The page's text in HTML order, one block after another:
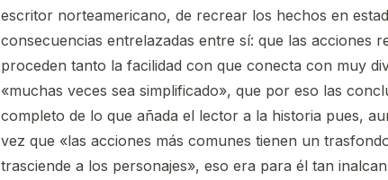
escritor norteamericano, de recrear los hechos en
consecuencias entrelazadas entre sí: que las acciones
proceden tanto la facilidad con que conecta con muy
«muchas veces sea simplificado», que por eso las
completo de lo que añada el lector a la historia pues,
vez que «las acciones más comunes tienen un
trasciende a los personajes», eso era para él tan